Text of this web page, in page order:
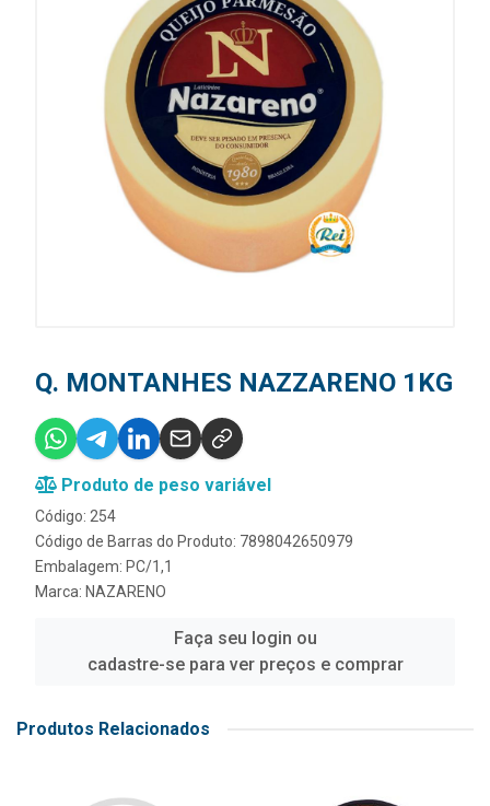
Q. MONTANHES NAZZARENO 1KG
Produto de peso variável
Código: 254
Código de Barras do Produto: 7898042650979
Embalagem: PC/1,1
Marca: NAZARENO
Faça seu login ou
cadastre-se para ver preços e comprar
Produtos Relacionados